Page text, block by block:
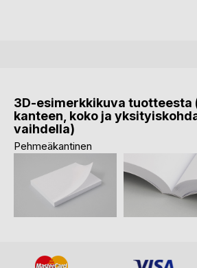
3D-esimerkkikuva tuotteesta
kanteen, koko ja
vaihdella)
Pehmeäkantinen